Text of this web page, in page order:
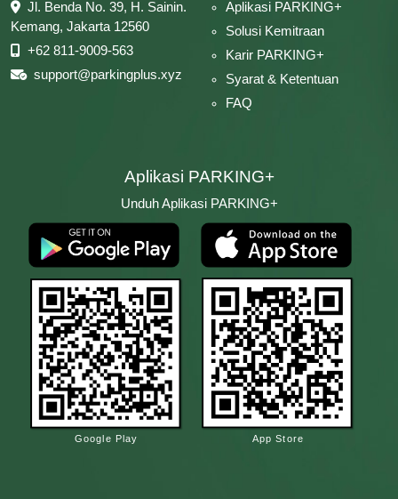
Jl. Benda No. 39, H. Sainin.
Kemang, Jakarta 12560
+62 811-9009-563
support@parkingplus.xyz
Aplikasi PARKING+
Solusi Kemitraan
Karir PARKING+
Syarat & Ketentuan
FAQ
Aplikasi PARKING+
Unduh Aplikasi PARKING+
Google Play App Store